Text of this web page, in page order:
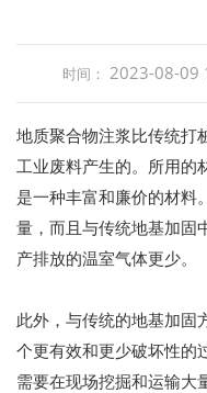
时间： 2023-08-09
地质聚合物注浆比传统打
工业废料产生的。所用的
是一种丰富和廉价的材料
量，而且与传统地基加固
产排放的温室气体更少。
此外，与传统的地基加固
个更有效和更少破坏性的
需要在现场挖掘和运输大